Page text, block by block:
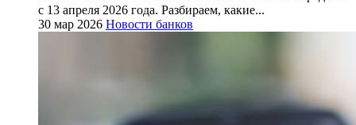
с 13 апреля 2026 года. Разбираем, какие...
30 мар 2026 Новости банков